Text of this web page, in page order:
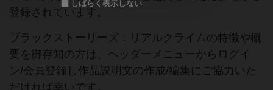
登録されています。
ブラックストーリーズ：リアルクライムの特徴や概
要を御存知の方は、ヘッダーメニューからログイ
ン/会員登録し作品説明文の作成/編集にご協力いた
だければ幸いです。
しばらく表示しない